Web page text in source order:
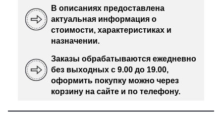
В описаниях предоставлена
актуальная информация о
стоимости, характеристиках и
назначении.
Заказы обрабатываются ежедневно
без выходных с 9.00 до 19.00,
оформить покупку можно через
корзину на сайте и по телефону.